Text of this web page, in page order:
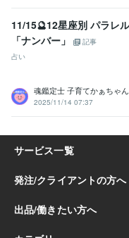
11/15🔮12星座別 パラレ
「ナンバー」
記事
占い
魂鑑定士 子育てかぁちゃん
2025/11/14 07:37